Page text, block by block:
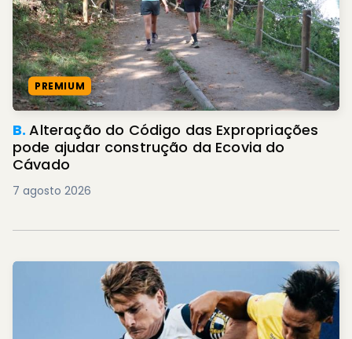
PREMIUM
B.Alteração do Código das Expropriações
pode ajudar construção da Ecovia do
Cávado
7 agosto 2026